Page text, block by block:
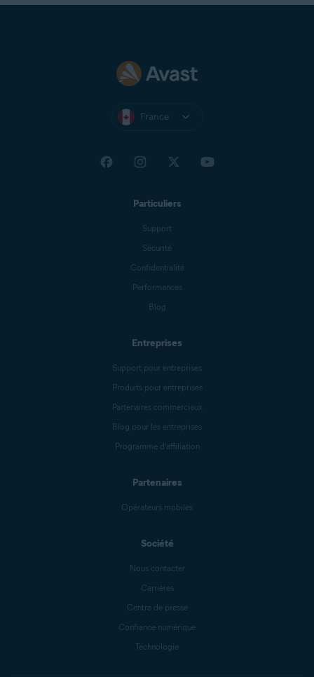
France
Particuliers
Support
Sécurité
Confidentialité
Performances
Blog
Entreprises
Support pour entreprises
Produits pour entreprises
Partenaires commerciaux
Blog pour les entreprises
Programme d’affiliation
Partenaires
Opérateurs mobiles
Société
Nous contacter
Carrières
Centre de presse
Confiance numérique
Technologie